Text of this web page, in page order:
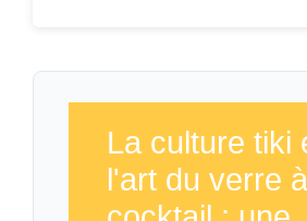
La culture tiki
l'art du verre à